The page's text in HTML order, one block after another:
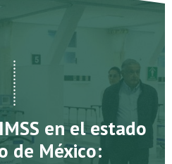
en el estado
de México: